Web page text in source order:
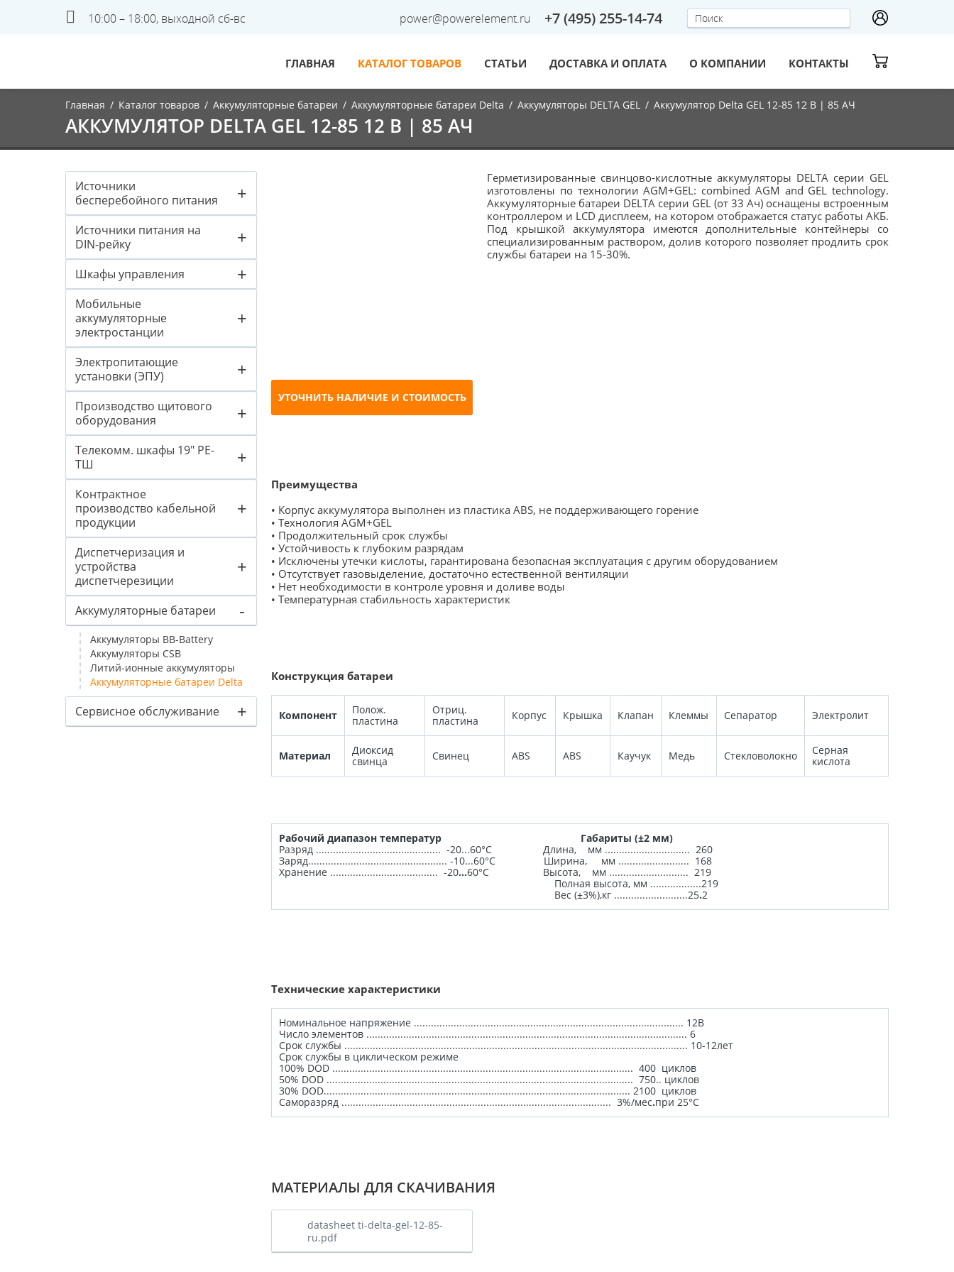
10:00 – 18:00, выходной сб-вс power@powerelement.ru +7 (495) 255-14-74
ГЛАВНАЯ КАТАЛОГ ТОВАРОВ СТАТЬИ ДОСТАВКА И ОПЛАТА О КОМПАНИИ КОНТАКТЫ
Главная / Каталог товаров / Аккумуляторные батареи / Аккумуляторные батареи Delta / Аккумуляторы DELTA GEL / Аккумулятор Delta GEL 12-85 12 B | 85 АЧ
АККУМУЛЯТОР DELTA GEL 12-85 12 B | 85 АЧ
Источники
бесперебойного питания
+
Источники питания на
DIN-рейку
+
Шкафы управления +
Мобильные
аккумуляторные
электростанции
+
Электропитающие
установки (ЭПУ)
+
Производство щитового
оборудования
+
Телекомм. шкафы 19" PE-
ТШ
+
Контрактное
производство кабельной
продукции
+
Диспетчеризация и
устройства
диспетчерезиции
+
Аккумуляторные батареи -
Аккумуляторы BB-Battery
Аккумуляторы CSB
Литий-ионные аккумуляторы
Аккумуляторные батареи Delta
Сервисное обслуживание +
УТОЧНИТЬ НАЛИЧИЕ И СТОИМОСТЬ
Герметизированные свинцово-кислотные аккумуляторы DELTA серии GEL
изготовлены по технологии AGM+GEL: combined AGM and GEL technology.
Аккумуляторные батареи DELTA серии GEL (от 33 Ач) оснащены встроенным
контроллером и LСD дисплеем, на котором отображается статус работы АКБ.
Под крышкой аккумулятора имеются дополнительные контейнеры со
специализированным раствором, долив которого позволяет продлить срок
службы батареи на 15-30%.
Преимущества
• Корпус аккумулятора выполнен из пластика ABS, не поддерживающего горение
• Технология AGM+GEL
• Продолжительный срок службы
• Устойчивость к глубоким разрядам
• Исключены утечки кислоты, гарантирована безопасная эксплуатация с другим оборудованием
• Отсутствует газовыделение, достаточно естественной вентиляции
• Нет необходимости в контроле уровня и доливе воды
• Температурная стабильность характеристик
Конструкция батареи
Компонент
Полож.
пластина
Отриц.
пластина
Корпус Крышка Клапан Клеммы Сепаратор Электролит
Материал
Диоксид
свинца
Свинец ABS ABS Каучук Медь Стекловолокно
Серная
кислота
Рабочий диапазон температур
Габариты (±2 мм)
Разряд ............................................ -20...60°C Длина, мм .............................. 260
Заряд................................................. -10...60°C Ширина, мм ......................... 168
Хранение ...................................... -20...60°C Высота, мм ............................ 219
Полная высота, мм ..................219
Вес (±3%),кг ..........................25.2
Технические характеристики
Номинальное напряжение ............................................................................................... 12В
Число элементов ................................................................................................................. 6
Срок службы ......................................................................................................................... 10-12лет
Срок службы в циклическом режиме
100% DOD .......................................................................................................... 400 циклов
50% DOD ............................................................................................................ 750.. циклов
30% DOD............................................................................................................ 2100 циклов
Саморазряд ............................................................................................... 3%/мес.при 25°С
МАТЕРИАЛЫ ДЛЯ СКАЧИВАНИЯ
datasheet ti-delta-gel-12-85-
ru.pdf